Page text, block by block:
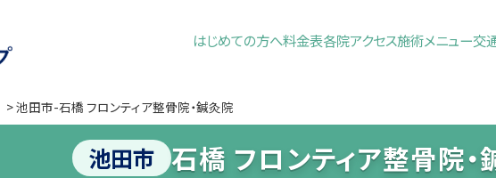
はじめての方へ料金表各院アクセス施術メニュー交
>池田市-石橋 フロンティア整骨院・鍼灸院
池田市 石橋 フロンティア整骨院・